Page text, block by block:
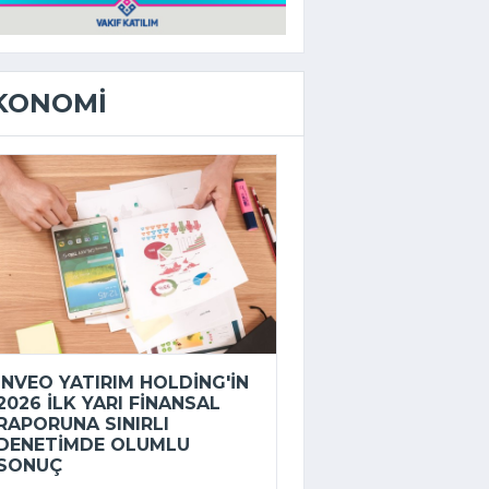
YATIRIM HOLDING'IN
ILK YARI FINANSAL
SINIRLI
OLUMLU